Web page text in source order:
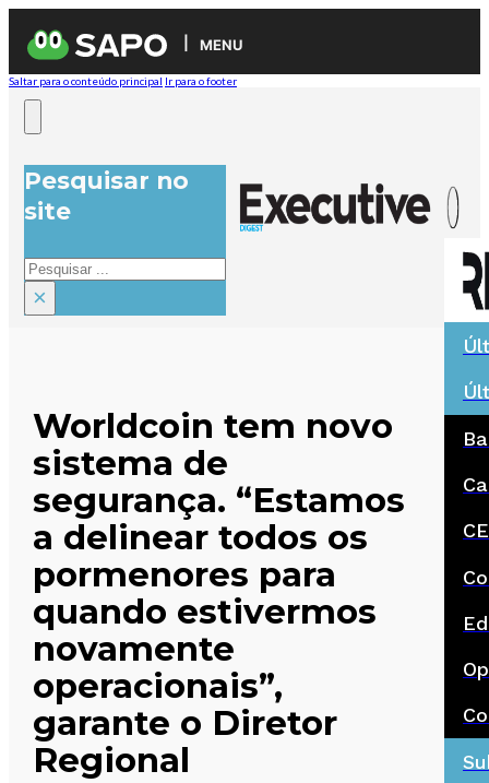
MENU
Saltar para o conteúdo principal Ir para o footer
Pesquisar no
site
Pesquisar
×
Worldcoin tem novo
sistema de
segurança. “Estamos
a delinear todos os
pormenores para
quando estivermos
novamente
operacionais”,
garante o Diretor
Regional